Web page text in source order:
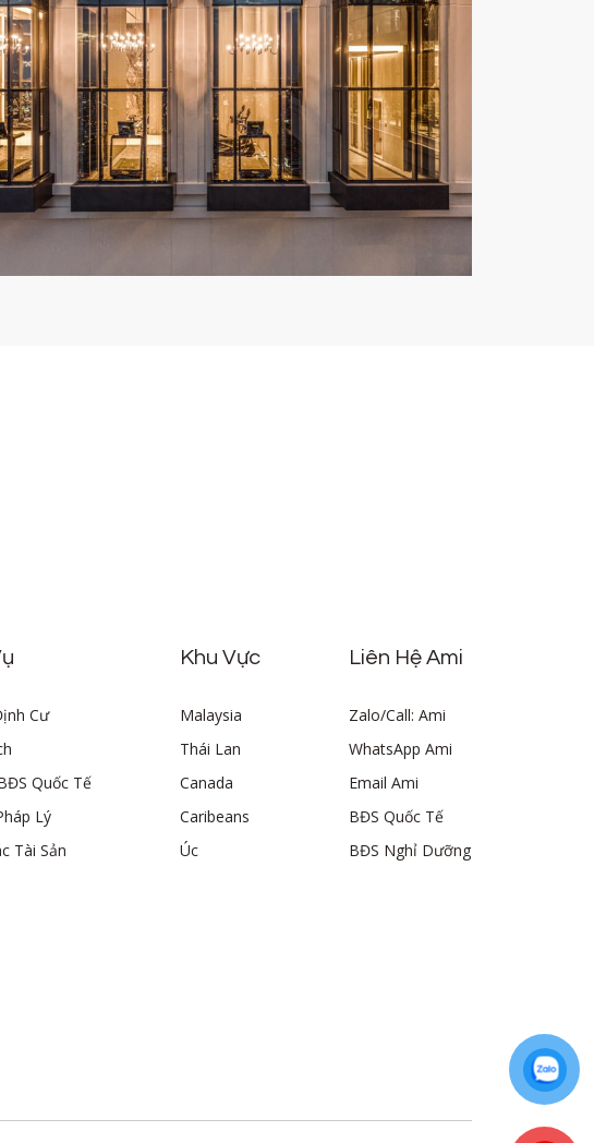
Cư
Quốc Tế
Lý
Tài Sản
Khu Vực
Malaysia
Thái Lan
Canada
Caribeans
Úc
Liên Hệ Ami
Zalo/Call: Ami
WhatsApp Ami
Email Ami
BĐS Quốc Tế
BĐS Nghỉ Dưỡng